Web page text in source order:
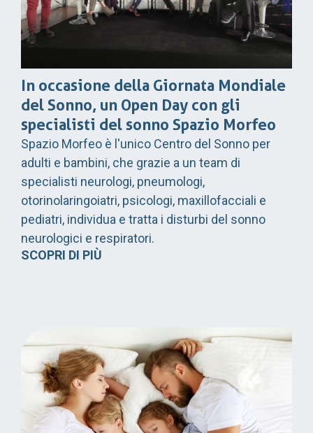
In occasione della Giornata Mondiale
del Sonno, un Open Day con gli
specialisti del sonno Spazio Morfeo
Spazio Morfeo è l'unico Centro del Sonno per
adulti e bambini, che grazie a un team di
specialisti neurologi, pneumologi,
otorinolaringoiatri, psicologi, maxillofacciali e
pediatri, individua e tratta i disturbi del sonno
neurologici e respiratori.
SCOPRI DI PIÙ